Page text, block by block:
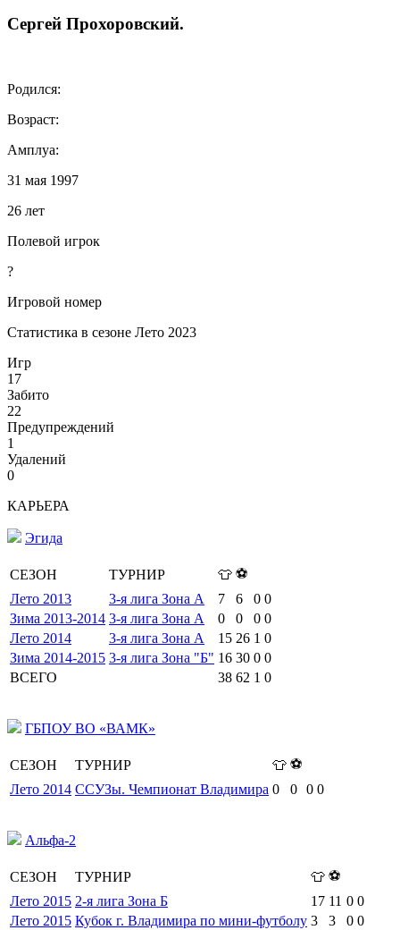
Сергей Прохоровский.
Родился:
Возраст:
Амплуа:
31 мая 1997
26 лет
Полевой игрок
?
Игровой номер
Статистика в сезоне Лето 2023
Игр
17
Забито
22
Предупреждений
1
Удалений
0
КАРЬЕРА
Эгида
СЕЗОН ТУРНИР 👕 ⚽
Лето 2013
3-я лига Зона А 7 6 0 0
Зима 2013-2014 3-я лига Зона А 0 0 0 0
Лето 2014
3-я лига Зона А 15 26 1 0
Зима 2014-2015 3-я лига Зона "Б" 16 30 0 0
ВСЕГО
38 62 1 0
ГБПОУ ВО «ВАМК»
СЕЗОН ТУРНИР 👕 ⚽
Лето 2014 ССУЗы. Чемпионат Владимира 0 0 0 0
Альфа-2
СЕЗОН ТУРНИР 👕 ⚽
Лето 2015 2-я лига Зона Б 17 11 0 0
Лето 2015 Кубок г. Владимира по мини-футболу 3 3 0 0